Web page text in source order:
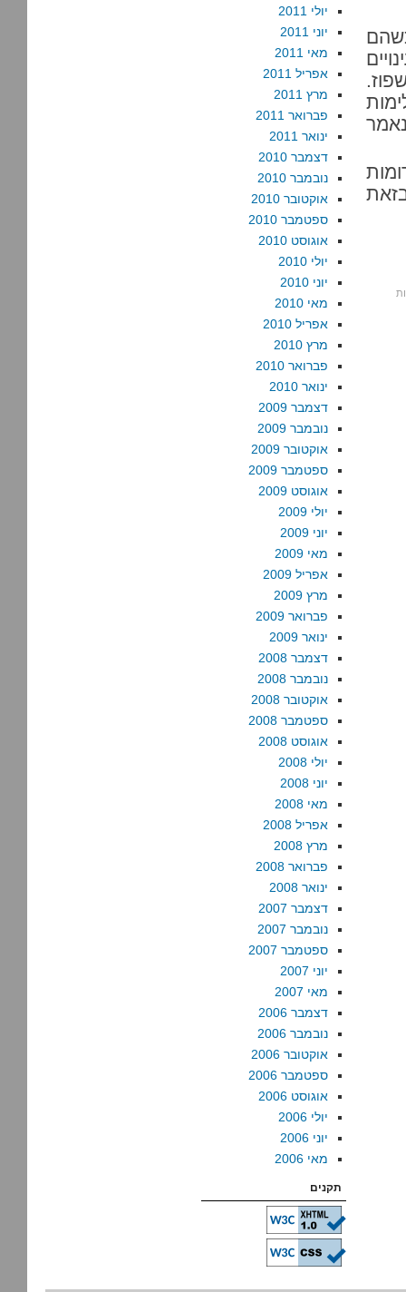
יולי 2011
יוני 2011
מאי 2011
אפריל 2011
מרץ 2011
פברואר 2011
ינואר 2011
דצמבר 2010
נובמבר 2010
אוקטובר 2010
ספטמבר 2010
אוגוסט 2010
יולי 2010
יוני 2010
מאי 2010
אפריל 2010
מרץ 2010
פברואר 2010
ינואר 2010
דצמבר 2009
נובמבר 2009
אוקטובר 2009
ספטמבר 2009
אוגוסט 2009
יולי 2009
יוני 2009
מאי 2009
אפריל 2009
מרץ 2009
פברואר 2009
ינואר 2009
דצמבר 2008
נובמבר 2008
אוקטובר 2008
ספטמבר 2008
אוגוסט 2008
יולי 2008
יוני 2008
מאי 2008
אפריל 2008
מרץ 2008
פברואר 2008
ינואר 2008
דצמבר 2007
נובמבר 2007
ספטמבר 2007
יוני 2007
מאי 2007
דצמבר 2006
נובמבר 2006
אוקטובר 2006
ספטמבר 2006
אוגוסט 2006
יולי 2006
יוני 2006
מאי 2006
תקנים